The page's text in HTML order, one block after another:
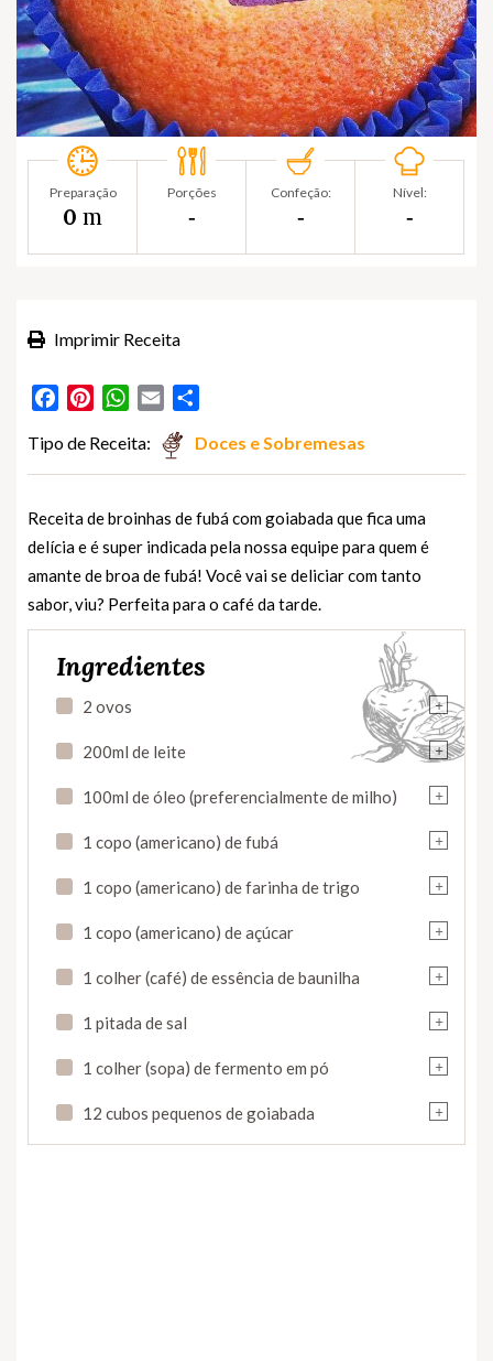
Preparação
0 m
Porções
‐
Confeção:
‐
Nível:
‐
Imprimir Receita
FacebookPinterestWhatsApp
Email
Tipo de Receita: Doces e Sobremesas
Receita de broinhas de fubá com goiabada que fica uma
delícia e é super indicada pela nossa equipe para quem é
amante de broa de fubá! Você vai se deliciar com tanto
sabor, viu? Perfeita para o café da tarde.
Ingredientes
+
2 ovos
+
200ml de leite
+
100ml de óleo (preferencialmente de milho)
+
1 copo (americano) de fubá
+
1 copo (americano) de farinha de trigo
+
1 copo (americano) de açúcar
+
1 colher (café) de essência de baunilha
+
1 pitada de sal
+
1 colher (sopa) de fermento em pó
+
12 cubos pequenos de goiabada